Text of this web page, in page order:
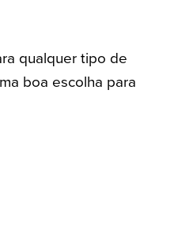
qualquer tipo de
boa escolha para